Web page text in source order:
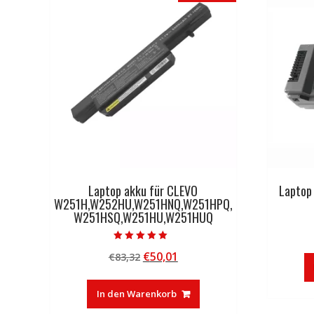
Laptop akku für CLEVO
W251H,W252HU,W251HNQ,W251HPQ,
W251HSQ,W251HU,W251HUQ
5.00
von 5
€83,32 Ursprünglicher
war:
€83,32
€50,01
ist:
€50,01.
In den Warenkorb
Laptop